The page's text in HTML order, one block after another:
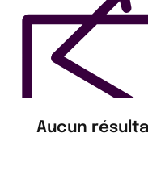
Aucun